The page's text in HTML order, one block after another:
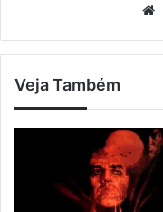
Veja Também